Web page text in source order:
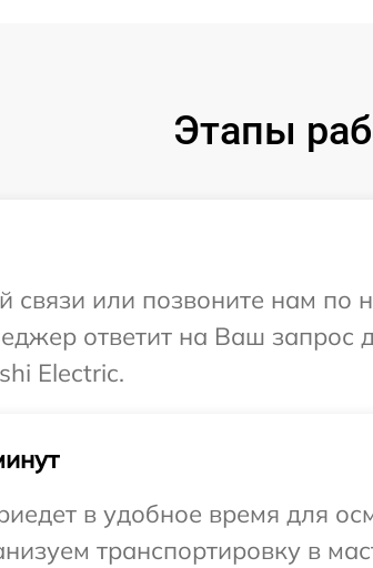
Этапы
или позвоните нам по
ответит на Ваш запрос
Electric.
в удобное время для
транспортировку в